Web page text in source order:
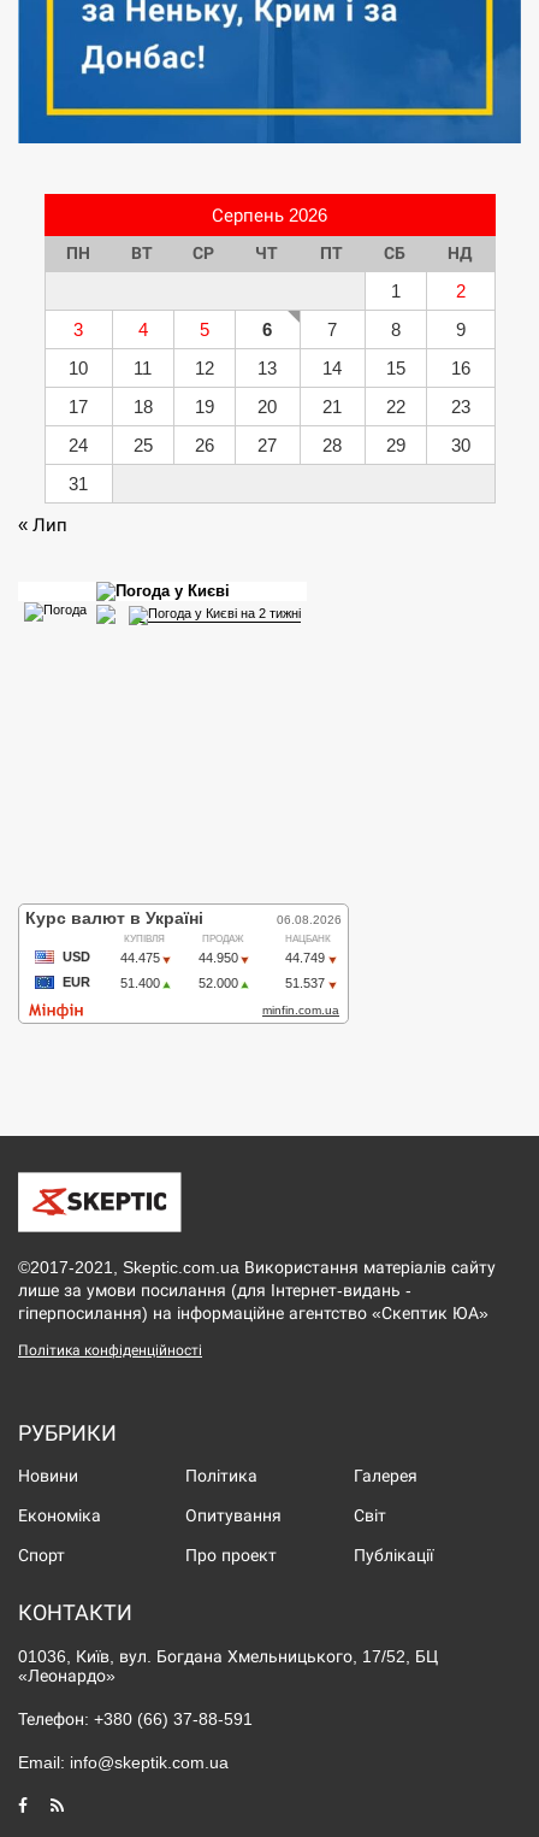
Серпень 2026
ПН ВТ СР ЧТ ПТ СБ НД
1
2
3
4 5 6 7 8
9
10
11 12 13 14 15
16
17
18 19 20 21 22
23
24
25 26 27 28 29
30
31
« Лип
©2017-2021, Skeptic.com.ua Використання матеріалів сайту
лише за умови посилання (для Інтернет-видань -
гіперпосилання) на інформаційне агентство «Скептик ЮА»
Політика конфіденційності
РУБРИКИ
Новини Політика Галерея
Економіка Опитування Світ
Спорт Про проект Публікації
КОНТАКТИ
01036, Київ, вул. Богдана Хмельницького, 17/52, БЦ
«Леонардо»
Телефон: +380 (66) 37-88-591
Email: info@skeptik.com.ua